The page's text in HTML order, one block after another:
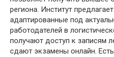
региона. Институт
адаптированные под
работодателей в
получают доступ к записям
сдают экзамены онлайн.